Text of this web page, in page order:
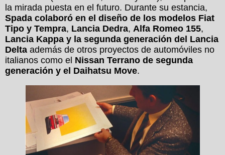
la mirada puesta en el futuro. Durante su estancia,
Spada colaboró en el diseño de los modelos Fiat
Tipo y Tempra, Lancia Dedra, Alfa Romeo 155,
Lancia Kappa y la segunda generación del Lancia
Delta además de otros proyectos de automóviles no
italianos como el Nissan Terrano de segunda
generación y el Daihatsu Move.